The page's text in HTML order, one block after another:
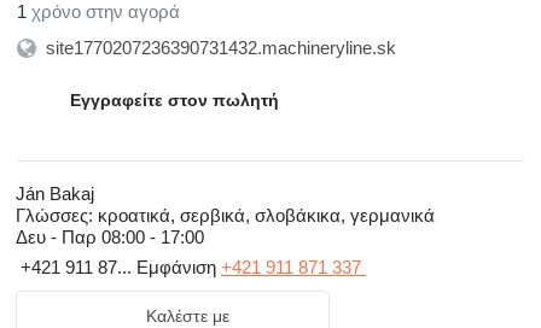
1 χρόνο στην αγορά
site1770207236390731432.machineryline.sk
Εγγραφείτε στον πωλητή
Ján Bakaj
Γλώσσες: κροατικά, σερβικά, σλοβάκικα, γερμανικά
Δευ - Παρ 08:00 - 17:00
+421 911 87... Εμφάνιση +421 911 871 337
Καλέστε με